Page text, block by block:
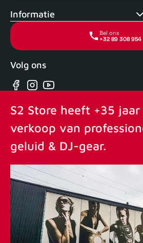
Informatie
Bel ons
+32 89 308 954
Volg ons
Facebook
Instagram
YouTube
S2 Store heeft +35
verkoop van
geluid & DJ-gear.